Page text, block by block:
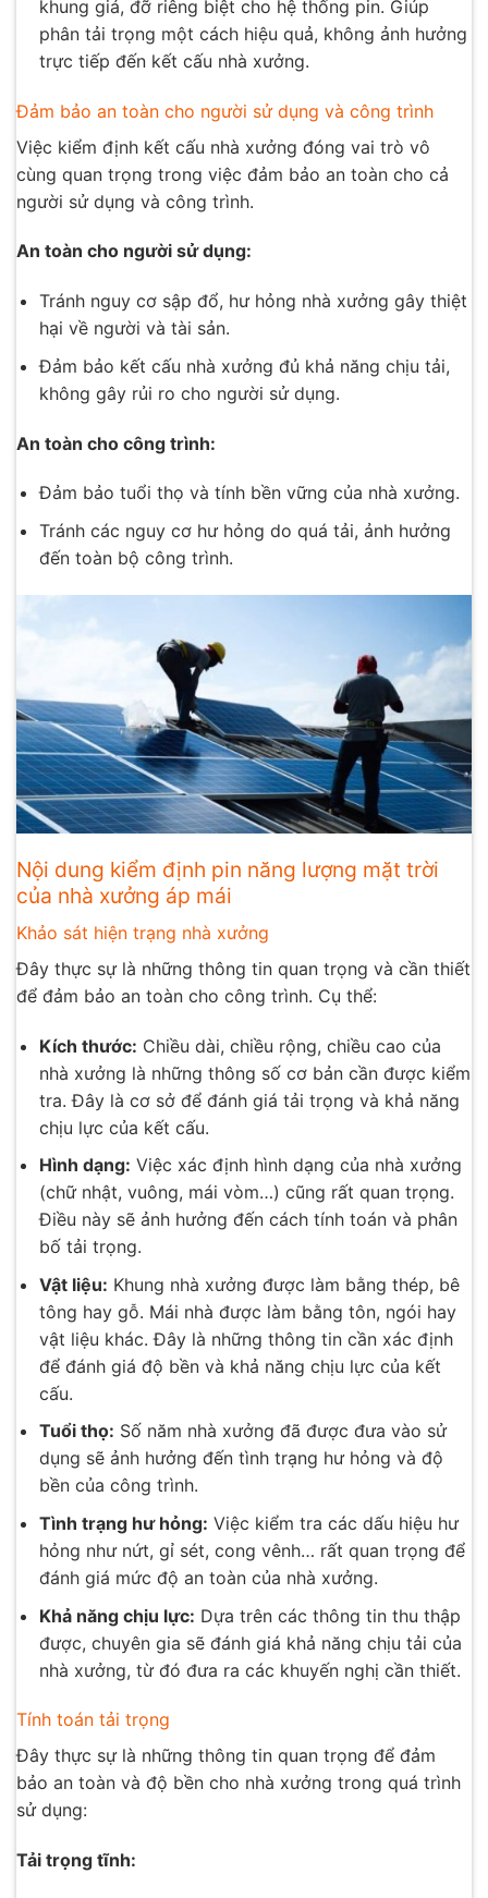
khung giá, đỡ riêng biệt cho hệ thống pin. Giúp
phân tải trọng một cách hiệu quả, không ảnh hưởng
trực tiếp đến kết cấu nhà xưởng.
Đảm bảo an toàn cho người sử dụng và công trình
Việc kiểm định kết cấu nhà xưởng đóng vai trò vô
cùng quan trọng trong việc đảm bảo an toàn cho cả
người sử dụng và công trình.
An toàn cho người sử dụng:
Tránh nguy cơ sập đổ, hư hỏng nhà xưởng gây thiệt
hại về người và tài sản.
Đảm bảo kết cấu nhà xưởng đủ khả năng chịu tải,
không gây rủi ro cho người sử dụng.
An toàn cho công trình:
Đảm bảo tuổi thọ và tính bền vững của nhà xưởng.
Tránh các nguy cơ hư hỏng do quá tải, ảnh hưởng
đến toàn bộ công trình.
Nội dung kiểm định pin năng lượng mặt trời
của nhà xưởng áp mái
Khảo sát hiện trạng nhà xưởng
Đây thực sự là những thông tin quan trọng và cần thiết
để đảm bảo an toàn cho công trình. Cụ thể:
Kích thước: Chiều dài, chiều rộng, chiều cao của
nhà xưởng là những thông số cơ bản cần được kiểm
tra. Đây là cơ sở để đánh giá tải trọng và khả năng
chịu lực của kết cấu.
Hình dạng: Việc xác định hình dạng của nhà xưởng
(chữ nhật, vuông, mái vòm…) cũng rất quan trọng.
Điều này sẽ ảnh hưởng đến cách tính toán và phân
bố tải trọng.
Vật liệu: Khung nhà xưởng được làm bằng thép, bê
tông hay gỗ. Mái nhà được làm bằng tôn, ngói hay
vật liệu khác. Đây là những thông tin cần xác định
để đánh giá độ bền và khả năng chịu lực của kết
cấu.
Tuổi thọ: Số năm nhà xưởng đã được đưa vào sử
dụng sẽ ảnh hưởng đến tình trạng hư hỏng và độ
bền của công trình.
Tình trạng hư hỏng: Việc kiểm tra các dấu hiệu hư
hỏng như nứt, gỉ sét, cong vênh… rất quan trọng để
đánh giá mức độ an toàn của nhà xưởng.
Khả năng chịu lực: Dựa trên các thông tin thu thập
được, chuyên gia sẽ đánh giá khả năng chịu tải của
nhà xưởng, từ đó đưa ra các khuyến nghị cần thiết.
Tính toán tải trọng
Đây thực sự là những thông tin quan trọng để đảm
bảo an toàn và độ bền cho nhà xưởng trong quá trình
sử dụng:
Tải trọng tĩnh: